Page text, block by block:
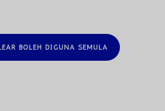
BOLEH DIGUNA SEMULA